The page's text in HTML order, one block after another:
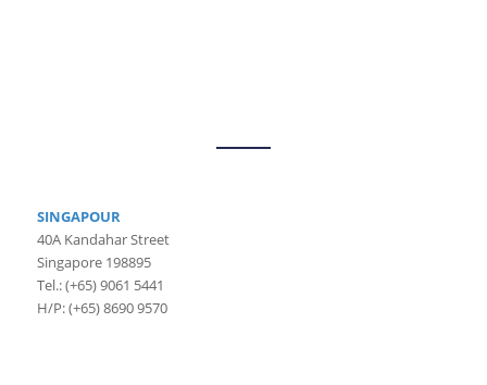
SINGAPOUR
40A Kandahar Street
Singapore 198895
Tel.: (+65) 9061 5441
H/P: (+65) 8690 9570